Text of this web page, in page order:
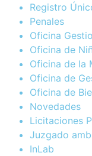
Registro
Penales
Oficina
Oficina de
Oficina de la
Oficina de
Oficina de
Novedades
Licitaciones
Juzgado
InLab